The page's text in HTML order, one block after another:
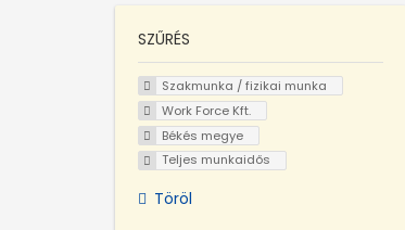
SZŰRÉS
Szakmunka / fizikai munka
Work Force Kft.
Békés megye
Teljes munkaidős
Töröl